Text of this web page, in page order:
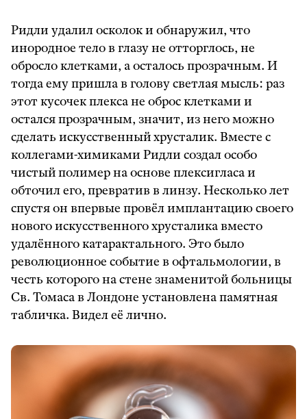
Ридли удалил осколок и обнаружил, что
инородное тело в глазу не отторглось, не
обросло клетками, а осталось прозрачным. И
тогда ему пришла в голову светлая мысль: раз
этот кусочек плекса не оброс клетками и
остался прозрачным, значит, из него можно
сделать искусственный хрусталик. Вместе с
коллегами-химиками Ридли создал особо
чистый полимер на основе плексигласа и
обточил его, превратив в линзу. Несколько лет
спустя он впервые провёл имплантацию своего
нового искусственного хрусталика вместо
удалённого катарактального. Это было
революционное событие в офтальмологии, в
честь которого на стене знаменитой больницы
Св. Томаса в Лондоне установлена памятная
табличка. Видел её лично.